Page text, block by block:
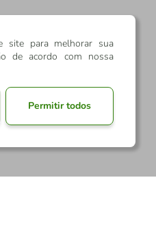
site para melhorar sua
de acordo com nossa
Permitir todos